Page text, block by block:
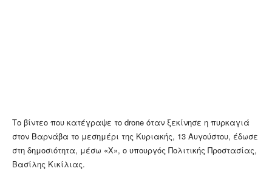
Το βίντεο που κατέγραψε το drone όταν ξεκίνησε η πυρκαγιά
στον Βαρνάβα το μεσημέρι της Κυριακής, 13 Αυγούστου, έδωσε
στη δημοσιότητα, μέσω «Χ», ο υπουργός Πολιτικής Προστασίας,
Βασίλης Κικίλιας.